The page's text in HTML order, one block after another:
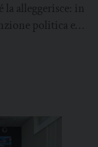
la alleggerisce: in
politica e